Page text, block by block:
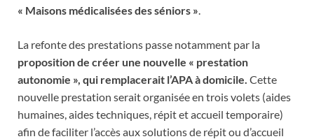
« Maisons médicalisées des séniors ».
La refonte des prestations passe notamment par la
proposition de créer une nouvelle « prestation
autonomie », qui remplacerait l’APA à domicile. Cette
nouvelle prestation serait organisée en trois volets (aides
humaines, aides techniques, répit et accueil temporaire)
afin de faciliter l’accès aux solutions de répit ou d’accueil